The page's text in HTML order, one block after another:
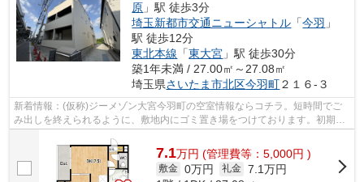
原 」駅 徒歩3分
埼玉新都市交通ニューシャトル 「今羽 」
駅 徒歩12分
東北本線 「東大宮 」駅 徒歩30分
築1年未満 / 27.00㎡～27.08㎡
埼玉県さいたま市北区今羽町２１６-３
新着情報：(仮称)ジーメゾン大宮今羽町の空室情報ならコチラ。短時間でご
み出しを終えられるように、敷地内にゴミ置き場をつけております。初期費
7.1万円 (管理費等：5,000円 )
敷金 0万円 礼金 7.1万円